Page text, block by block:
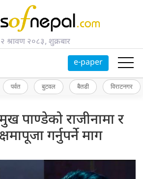
श्रावण २०८३, शुक्रबार
e-paper
पर्वत बुटवल बैतडी विराटनगर
पाण्डेको राजीनामा र
गर्नुपर्ने माग